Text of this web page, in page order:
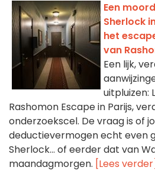
Een
Sherlock
het
van
Een lijk,
uitpluizen:
Rashomon Escape in Parijs,
onderzoekscel. De vraag is of
deductievermogen echt even
Sherlock... of eerder dat van
maandagmorgen. [Lees verder]